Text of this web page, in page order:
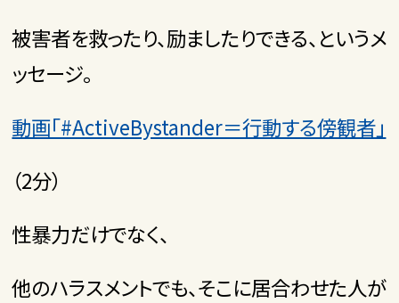
被害者を救ったり、励ましたりできる、というメ
ッセージ。
動画「#ActiveBystander＝行動する傍観者」
（2分）
性暴力だけでなく、
他のハラスメントでも、そこに居合わせた人が